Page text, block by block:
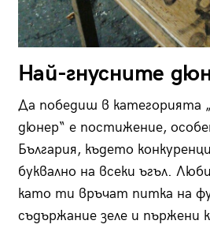
Най-гнусните
Да победиш в категорията
дюнер“ е постижение,
България, където
буквално на всеки ъгъл.
като ти връчат питка на
съдържание зеле и пържени